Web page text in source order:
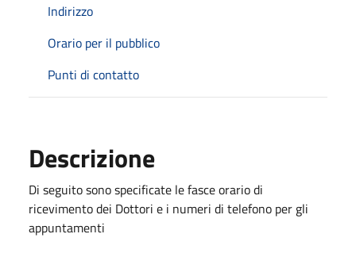
Indirizzo
Orario per il pubblico
Punti di contatto
Descrizione
Di seguito sono specificate le fasce orario di
ricevimento dei Dottori e i numeri di telefono per gli
appuntamenti